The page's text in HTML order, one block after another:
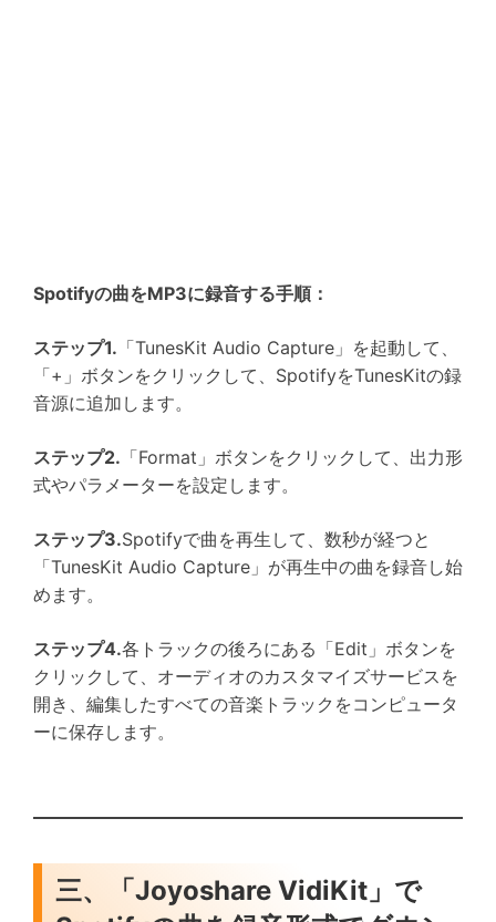
Spotifyの曲をMP3に録音する手順：
ステップ1. 「TunesKit Audio Capture」を起動して、
「+」ボタンをクリックして、SpotifyをTunesKitの録
音源に追加します。
ステップ2. 「Format」ボタンをクリックして、出力形
式やパラメーターを設定します。
ステップ3.Spotifyで曲を再生して、数秒が経つと
「TunesKit Audio Capture」が再生中の曲を録音し始
めます。
ステップ4.各トラックの後ろにある「Edit」ボタンを
クリックして、オーディオのカスタマイズサービスを
開き、編集したすべての音楽トラックをコンピュータ
ーに保存します。
三、「Joyoshare VidiKit」で